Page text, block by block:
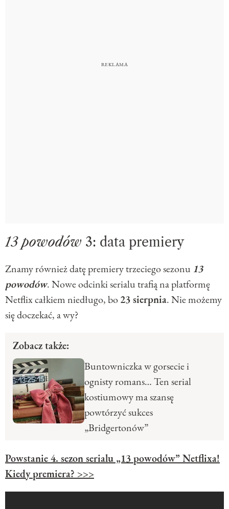
13 powodów 3: data premiery
Znamy również datę premiery trzeciego sezonu 13
powodów. Nowe odcinki serialu trafią na platformę
Netflix całkiem niedługo, bo23 sierpnia. Nie możemy
się doczekać, a wy?
Zobacz także:
Buntowniczka w gorsecie i
ognisty romans… Ten serial
kostiumowy ma szansę
powtórzyć sukces
„Bridgertonów”
Powstanie 4. sezon serialu „13 powodów” Netflixa!
Kiedy premiera? >>>